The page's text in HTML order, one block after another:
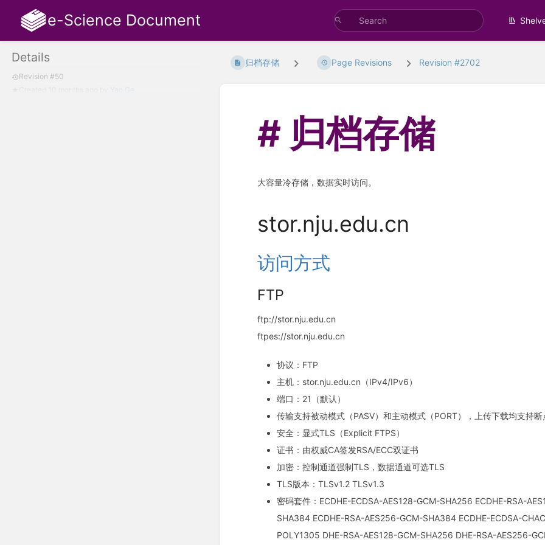
e-Science Document
Details
Revision #50
Yao Ge
归档存储 Page Revisions Revision #2702
归档存储
大容量冷存储，数据实时访问。
stor.nju.edu.cn
访问方式
FTP
ftp://stor.nju.edu.cn
ftpes://stor.nju.edu.cn
协议：FTP
主机：stor.nju.edu.cn（IPv4/IPv6）
端口：21（默认）
传输支持被动模式（PASV）和主动模式（PORT），上传下载均支持断
安全：显式TLS（Explicit FTPS）
证书：由权威CA签发RSA/ECC双证书
加密：控制通道强制TLS，数据通道可选TLS
TLS版本：TLSv1.2 TLSv1.3
密码套件：ECDHE-ECDSA-AES128-GCM-SHA256 ECDHE-RSA-
SHA384 ECDHE-RSA-AES256-GCM-SHA384 ECDHE-ECDSA-
POLY1305 DHE-RSA-AES128-GCM-SHA256 DHE-RSA-AES256-